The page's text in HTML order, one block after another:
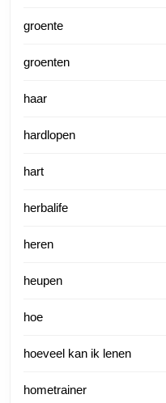
groente
groenten
haar
hardlopen
hart
herbalife
heren
heupen
hoe
hoeveel kan ik lenen
hometrainer